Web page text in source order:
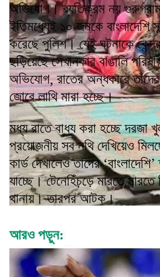
অভিযোগ। ব্যতিক্রম নয়
ইতিমধ্যেই ১০ জনকে বাংলাদেশি
করেছে পুলিশ। যেই ঘটনাকে
ছড়িয়েছে সেখানকার বাঙালি
অভিযোগ, রাতের অন্ধকারে
জোরে লাথি মারা হচ্ছে।
মধ্য রাতে বাধ্য করা হচ্ছে
প্রয়োজনীয় সব নথি দেখিয়েও
কার্ড দেখালেও তাদের
যাচ্ছে। টেনেহিঁচ়ড়ে মারতে মারতে
থানায়। তারপর আটক।
আরও পড়ুন: